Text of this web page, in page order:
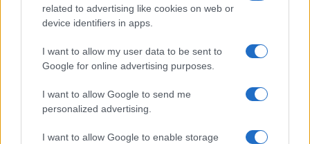
related to advertising like cookies on web or
device identifiers in apps.
I want to allow my user data to be sent to
Google for online advertising purposes.
I want to allow Google to send me
personalized advertising.
I want to allow Google to enable storage
(KBTC)